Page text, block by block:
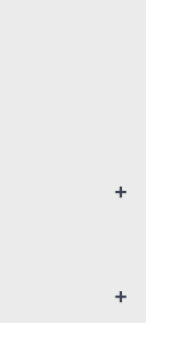
+
+